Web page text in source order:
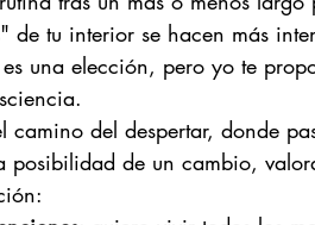
de tu interior se hacen más
una elección, pero yo te
camino del despertar, donde
posibilidad de un cambio,